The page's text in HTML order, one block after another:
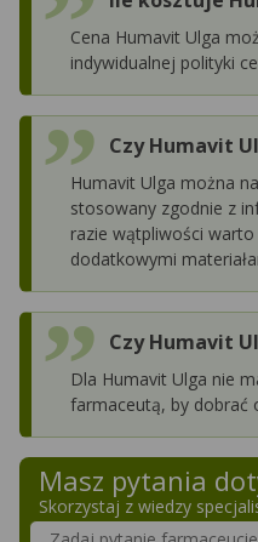
Cena Humavit Ulga
indywidualnej polityki
Czy Humavit
Humavit Ulga można
stosowany zgodnie z
razie wątpliwości
dodatkowymi
Czy Humavit
Dla Humavit Ulga nie
farmaceutą, by dobrać
Masz pytania
Skorzystaj z wiedzy
Szukaj w poradnikach o